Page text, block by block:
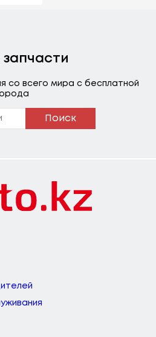
со всего мира с бесплатной
Поиск